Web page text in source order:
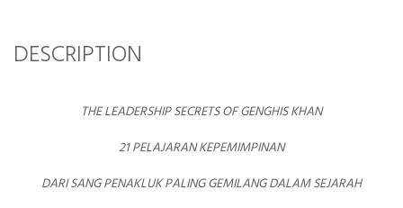
DESCRIPTION
THE LEADERSHIP SECRETS OF GENGHIS KHAN
21 PELAJARAN KEPEMIMPINAN
DARI SANG PENAKLUK PALING GEMILANG DALAM SEJARAH